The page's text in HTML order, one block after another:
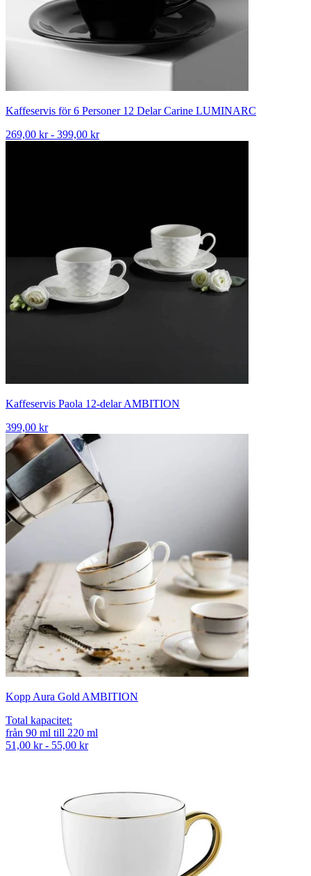
Kaffeservis för 6 Personer 12 Delar Carine LUMINARC
269,00 kr - 399,00 kr
Kaffeservis Paola 12-delar AMBITION
399,00 kr
Kopp Aura Gold AMBITION
Total kapacitet:
från 90 ml till 220 ml
51,00 kr - 55,00 kr